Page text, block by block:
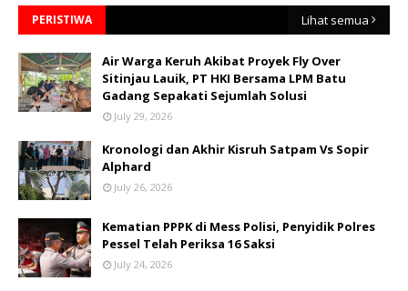
PERISTIWA Lihat semua
Air Warga Keruh Akibat Proyek Fly Over
Sitinjau Lauik, PT HKI Bersama LPM Batu
Gadang Sepakati Sejumlah Solusi
July 29, 2026
Kronologi dan Akhir Kisruh Satpam Vs Sopir
Alphard
July 26, 2026
Kematian PPPK di Mess Polisi, Penyidik Polres
Pessel Telah Periksa 16 Saksi
July 24, 2026